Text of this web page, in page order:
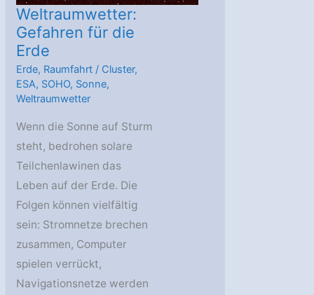
Weltraumwetter:
Gefahren für die
Erde
Erde, Raumfahrt / Cluster,
ESA, SOHO, Sonne,
Weltraumwetter
Wenn die Sonne auf Sturm
steht, bedrohen solare
Teilchenlawinen das
Leben auf der Erde. Die
Folgen können vielfältig
sein: Stromnetze brechen
zusammen, Computer
spielen verrückt,
Navigationsnetze werden